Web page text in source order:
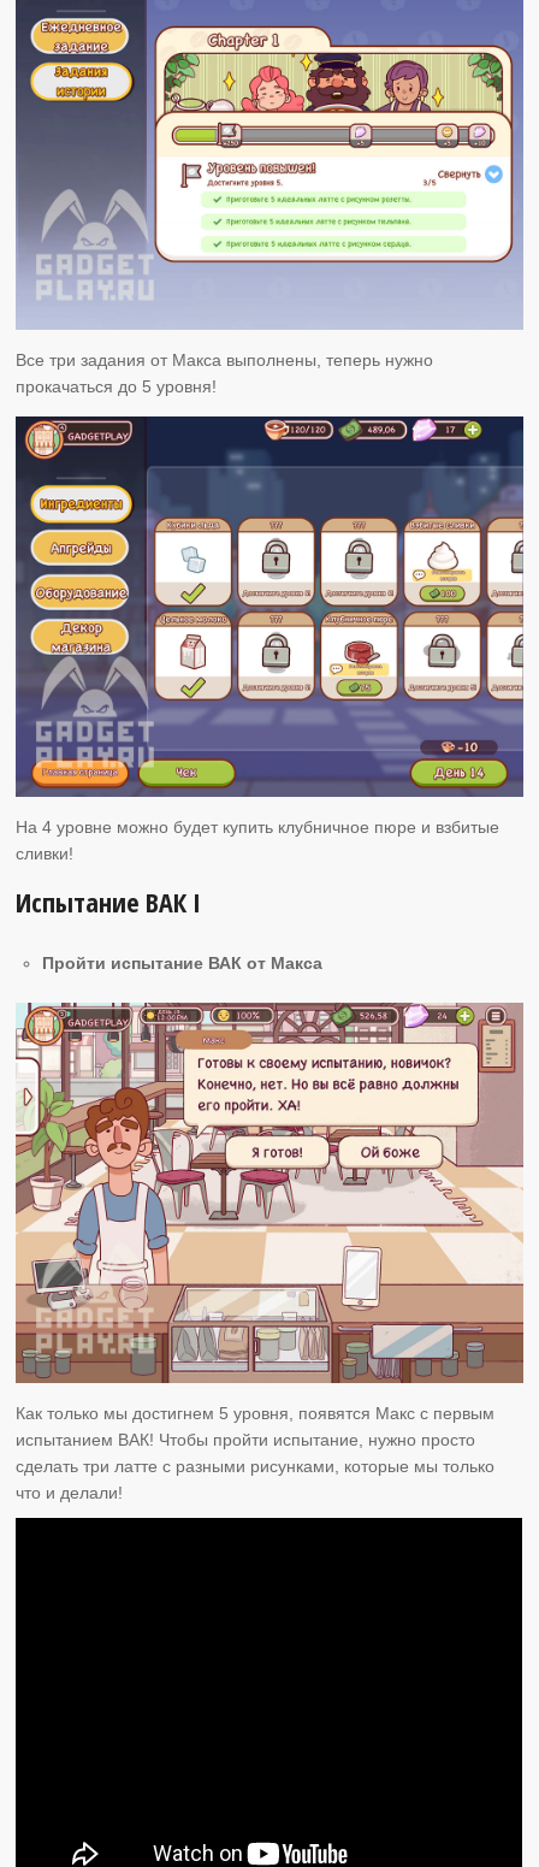
Все три задания от Макса выполнены, теперь нужно
прокачаться до 5 уровня!
На 4 уровне можно будет купить клубничное пюре и взбитые
сливки!
Испытание ВАК I
Пройти испытание ВАК от Макса
Как только мы достигнем 5 уровня, появятся Макс с первым
испытанием ВАК! Чтобы пройти испытание, нужно просто
сделать три латте с разными рисунками, которые мы только
что и делали!